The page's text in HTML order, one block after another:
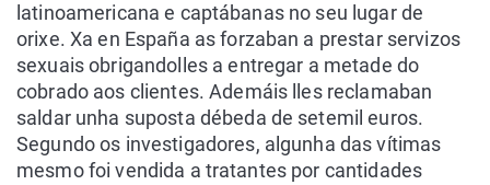
latinoamericana e captábanas no seu lugar de
orixe. Xa en España as forzaban a prestar servizos
sexuais obrigandolles a entregar a metade do
cobrado aos clientes. Ademáis lles reclamaban
saldar unha suposta débeda de setemil euros.
Segundo os investigadores, algunha das vítimas
mesmo foi vendida a tratantes por cantidades